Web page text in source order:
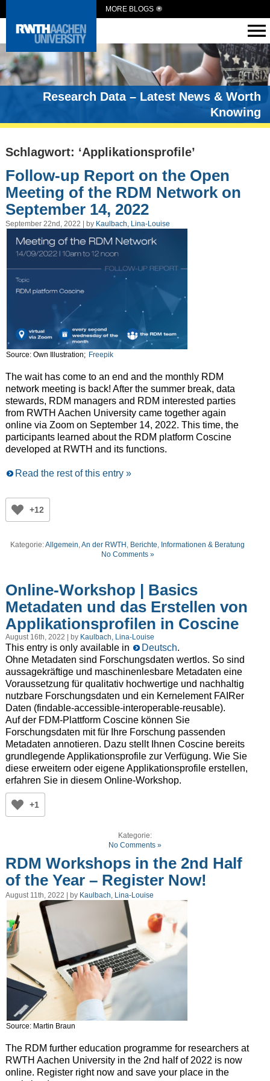
MORE BLOGS
Research Data – Latest News & Worth
Knowing
Schlagwort: ‘Applikationsprofile’
Follow-up Report on the Open
Meeting of the RDM Network on
September 14, 2022
September 22nd, 2022 | by Kaulbach, Lina-Louise
Source: Own Illustration; Freepik
The wait has come to an end and the monthly RDM
network meeting is back! After the summer break, data
stewards, RDM managers and RDM interested parties
from RWTH Aachen University came together again
online via Zoom on September 14, 2022. This time, the
participants learned about the RDM platform Coscine
developed at RWTH and its functions.
Read the rest of this entry »
+12
Kategorie:Allgemein,An der RWTH , Berichte, Informationen & Beratung
No Comments »
Online-Workshop | Basics
Metadaten und das Erstellen von
Applikationsprofilen in Coscine
August 16th, 2022 | by Kaulbach, Lina-Louise
This entry is only available in Deutsch.
Ohne Metadaten sind Forschungsdaten wertlos. So sind
aussagekräftige und maschinenlesbare Metadaten eine
Voraussetzung für qualitativ hochwertige und nachhaltig
nutzbare Forschungsdaten und ein Kernelement FAIRer
Daten (findable-accessible-interoperable-reusable).
Auf der FDM-Plattform Coscine können Sie
Forschungsdaten mit für Ihre Forschung passenden
Metadaten annotieren. Dazu stellt Ihnen Coscine bereits
grundlegende Applikationsprofile zur Verfügung. Wie Sie
diese erweitern oder eigene Applikationsprofile erstellen,
erfahren Sie in diesem Online-Workshop.
+1
Kategorie:
No Comments »
RDM Workshops in the 2nd Half
of the Year – Register Now!
August 11th, 2022 | by Kaulbach, Lina-Louise
Source: Martin Braun
The RDM further education programme for researchers at
RWTH Aachen University in the 2nd half of 2022 is now
online. Register right now and save your place in the